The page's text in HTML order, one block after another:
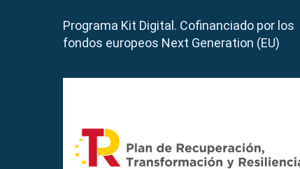
Programa Kit Digital. Cofinanciado por los
fondos europeos Next Generation (EU)